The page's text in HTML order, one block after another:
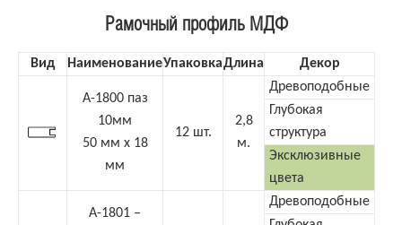
Рамочный профиль МДФ
Вид НаименованиеУпаковкаДлина Декор
А-1800 паз
10мм
50 мм х 18
мм
12 шт.
2,8
м.
Древоподобные
Глубокая
структура
Эксклюзивные
цвета
А-1801 –
Древоподобные